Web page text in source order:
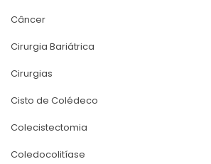
Câncer
Cirurgia Bariátrica
Cirurgia
Cisto de Colédeco
Colecistectomia
Coledocolitíase